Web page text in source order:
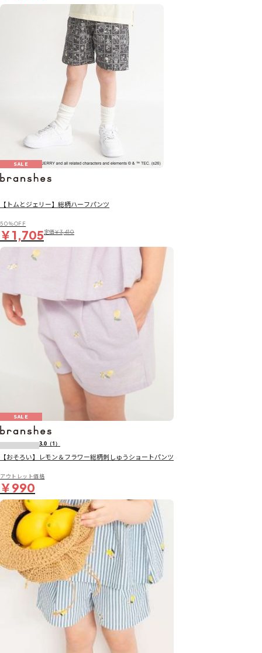
SALE
【トムとジェリー】総柄ハーフパンツ
50％OFF
￥1,705定価￥3,410
SALE
3.0 （1）
【おそろい】レモン＆フラワー総柄刺しゅうショートパンツ
アウトレット価格
￥990